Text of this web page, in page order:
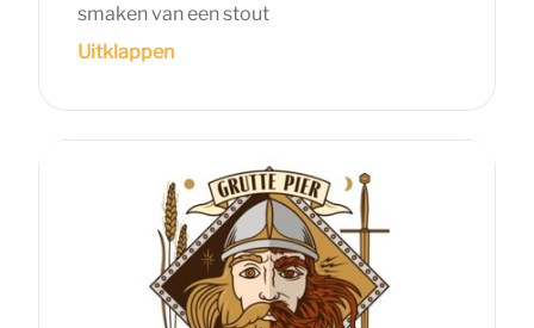
smaken van een stout
Uitklappen